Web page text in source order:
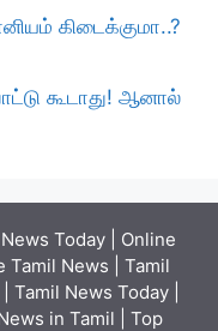
கிடைக்குமா..?
கூடாது! ஆனால்
Today | Online
Tamil News | Tamil
News Today |
in Tamil | Top